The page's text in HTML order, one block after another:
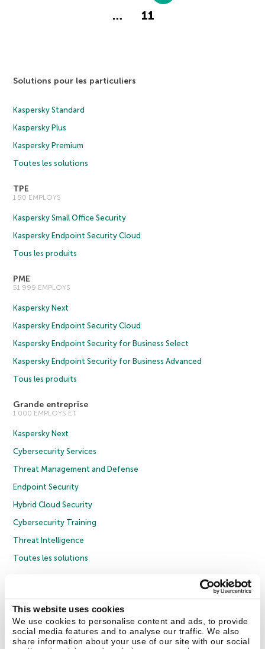
This website uses cookies
We use cookies to personalise content and ads, to provide
social media features and to analyse our traffic. We also
share information about your use of our site with our social
…
11
Solutions pour les particuliers
Kaspersky Standard
Kaspersky Plus
Kaspersky Premium
Toutes les solutions
TPE
1 50 EMPLOYS
Kaspersky Small Office Security
Kaspersky Endpoint Security Cloud
Tous les produits
PME
51 999 EMPLOYS
Kaspersky Next
Kaspersky Endpoint Security Cloud
Kaspersky Endpoint Security for Business Select
Kaspersky Endpoint Security for Business Advanced
Tous les produits
Grande entreprise
1 000 EMPLOYS ET
Kaspersky Next
Cybersecurity Services
Threat Management and Defense
Endpoint Security
Hybrid Cloud Security
Cybersecurity Training
Threat Intelligence
Toutes les solutions
Politique de confidentialité
Politique anticorruption
Contrat de licence grand public
Contrat de licence entreprises
Cookies
Nous contacter À propos Partenaires Blog Communiqués de presse